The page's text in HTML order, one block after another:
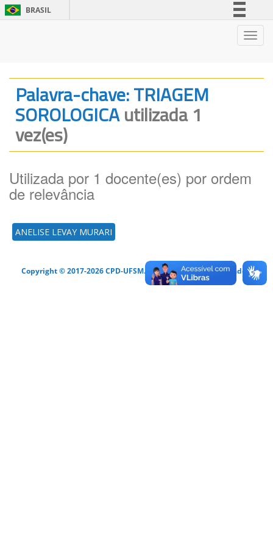
BRASIL
Legislação
Canais
Palavra-chave: TRIAGEM
SOROLOGICAutilizada 1
vez(es)
Utilizada por 1 docente(es) por ordem
de relevância
ANELISE LEVAY MURARI
Copyright © 2017-2026 CPD-UFSM. Todos os direitos reservados.